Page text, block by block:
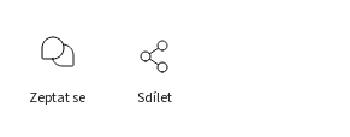
Zeptat se Sdílet